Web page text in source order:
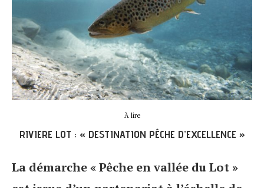
À lire
RIVIERE LOT : « DESTINATION PÊCHE D’EXCELLENCE »
La démarche « Pêche en vallée du Lot »